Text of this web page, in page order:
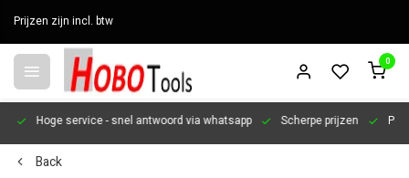
Prijzen zijn incl. btw
0
Hoge service- snel antwoord via whatsapp Scherpe prijzen
Back